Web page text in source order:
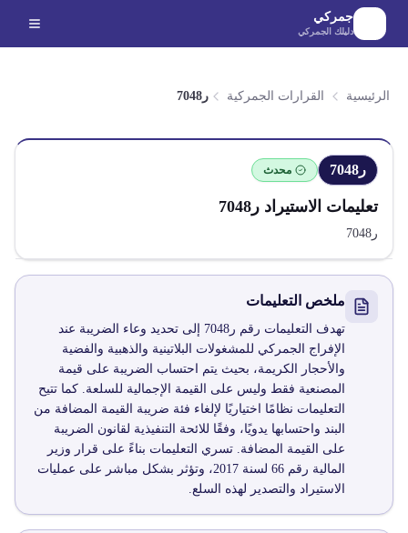
الانتقال إلى المحتوى الرئيسي
جمركي
دليلك الجمركي
الرئيسية القرارات الجمركية ر7048
ر7048 محدث
تعليمات الاستيراد ر7048
ر7048
ملخص التعليمات
تهدف التعليمات رقم ر7048 إلى تحديد وعاء الضريبة عند
الإفراج الجمركي للمشغولات البلاتينية والذهبية والفضية
والأحجار الكريمة، بحيث يتم احتساب الضريبة على قيمة
المصنعية فقط وليس على القيمة الإجمالية للسلعة. كما تتيح
التعليمات نظامًا اختياريًا لإلغاء فئة ضريبة القيمة المضافة من
البند واحتسابها يدويًا، وفقًا للائحة التنفيذية لقانون الضريبة
على القيمة المضافة. تسري التعليمات بناءً على قرار وزير
المالية رقم 66 لسنة 2017، وتؤثر بشكل مباشر على عمليات
الاستيراد والتصدير لهذه السلع.